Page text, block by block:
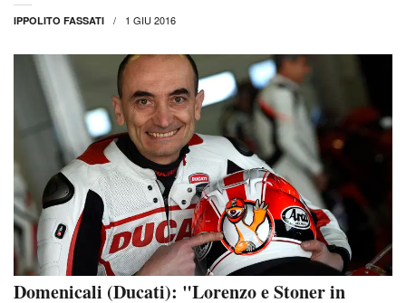
IPPOLITO FASSATI 1 GIU 2016
Domenicali (Ducati): "Lorenzo e Stoner in